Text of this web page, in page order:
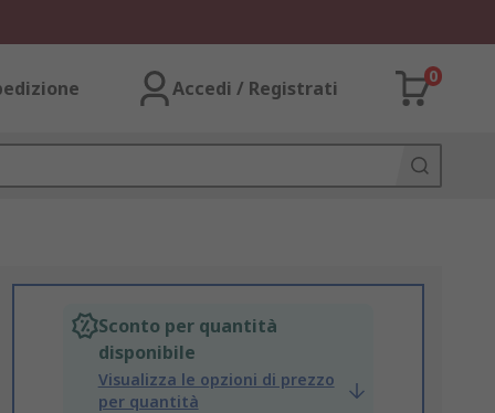
Accedi / Registrati
0
Sconto per quantità
disponibile
Visualizza le opzioni di prezzo
per quantità